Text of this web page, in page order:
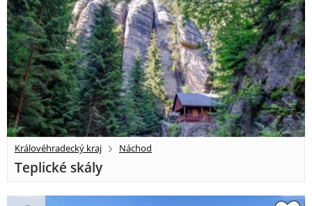
Královéhradecký kraj Náchod
Teplické skály